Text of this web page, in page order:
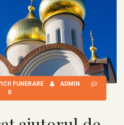
FUNERARE
ADMIN
0